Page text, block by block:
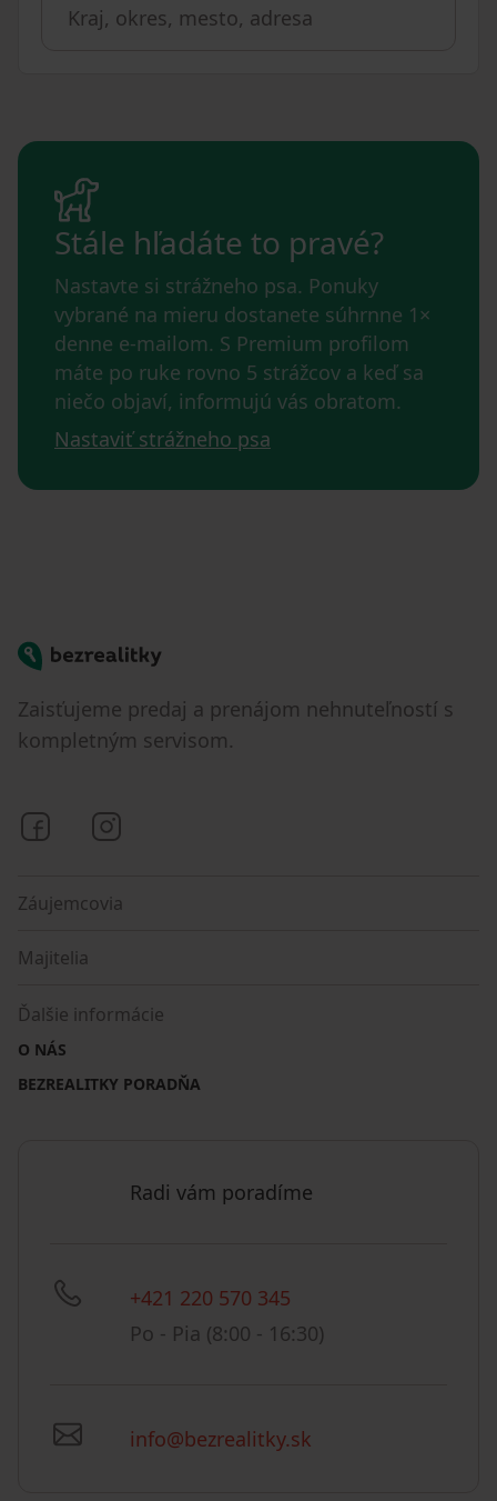
Stále hľadáte to pravé?
Nastavte si strážneho psa. Ponuky
vybrané na mieru dostanete súhrnne 1×
denne e-mailom. S Premium profilom
máte po ruke rovno 5 strážcov a keď sa
niečo objaví, informujú vás obratom.
Nastaviť strážneho psa
Bezrealitky
Zaisťujeme predaj a prenájom nehnuteľností s
kompletným servisom.
Bezrealitky na Facebooku
Záujemcovia
Majitelia
Ďalšie informácie
O NÁS
BEZREALITKY PORADŇA
Radi vám poradíme
+421 220 570 345
Po - Pia (8:00 - 16:30)
info@bezrealitky.sk